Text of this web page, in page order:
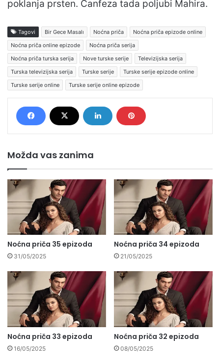
poklanja prsten. Canfeza tada poljubi Mahira.
Tagovi Bir Gece Masalı Noćna priča
Noćna priča epizode online
Noćna priča online epizode
Noćna priča serija
Noćna priča turska serija
Nove turske serije
Televizijska serija
Turska televizijska serija
Turske serije
Turske serije epizode online
Turske serije online
Turske serije online epizode
Možda vas zanima
Noćna priča 35 epizoda
31/05/2025
Noćna priča 34 epizoda
21/05/2025
Noćna priča 33 epizoda
16/05/2025
Noćna priča 32 epizoda
08/05/2025